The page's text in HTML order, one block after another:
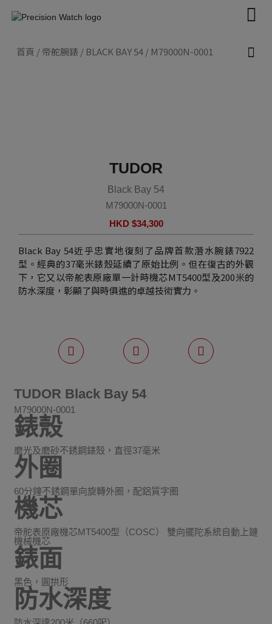
首頁 /帝舵腕錶 / BLACK BAY 54/ M79000N-0001
TUDOR
Black Bay 54
M79000N-0001
HKD $34,300
Black Bay 54近乎忠實地復刻了品牌首款潛水腕錶7922
型。經典的37毫米錶殼延續了原始比例。但在復古的外觀
下，它又以帝舵表原廠單一計時機芯MT5400型及200米的
防水深度，彰顯了與時俱進的卓越技術實力。
TUDOR Black Bay 54
M79000N-0001
錶殼
磨光及磨砂不銹鋼錶殼，直徑37毫米
外圈
60分鐘不銹鋼單向旋轉外圈，配鋁質字圈
機芯
帝舵表原廠機芯MT5400型（COSC） 雙向擺陀系統自動上鏈
機械機芯
錶面
黑色，圓拱形
防水深度